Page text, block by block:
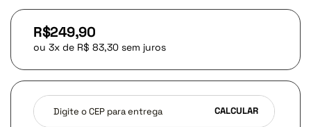
R$249,90
ou 3x de R$ 83,30 sem juros
Digite o CEP para entrega
CALCULAR